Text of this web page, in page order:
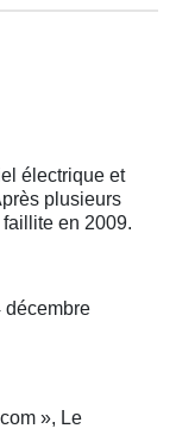
électrique et
plusieurs
en 2009.
décembre
», Le